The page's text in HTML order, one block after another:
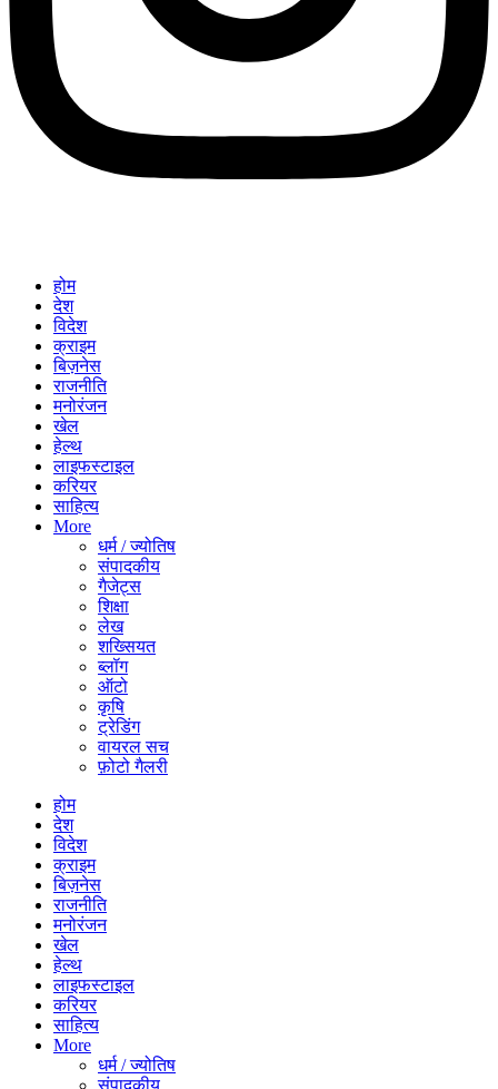
होम
देश
विदेश
क्राइम
बिज़नेस
राजनीति
मनोरंजन
खेल
हेल्थ
लाइफस्टाइल
करियर
साहित्य
More
धर्म / ज्योतिष
संपादकीय
गैजेट्स
शिक्षा
लेख
शख्सियत
ब्लॉग
ऑटो
कृषि
ट्रेडिंग
वायरल सच
फ़ोटो गैलरी
होम
देश
विदेश
क्राइम
बिज़नेस
राजनीति
मनोरंजन
खेल
हेल्थ
लाइफस्टाइल
करियर
साहित्य
More
धर्म / ज्योतिष
संपादकीय